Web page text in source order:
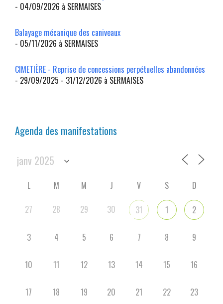
- 04/09/2026 à SERMAISES
Balayage mécanique des caniveaux
- 05/11/2026 à SERMAISES
CIMETIÈRE - Reprise de concessions perpétuelles abandonnées
- 29/09/2025 - 31/12/2026 à SERMAISES
Agenda des manifestations
L M M J V S
D
27
28 29 30 31 1 2
3 4 5 6 7 8 9
10 11 12 13 14 15 16
17 18 19 20 21 22 23